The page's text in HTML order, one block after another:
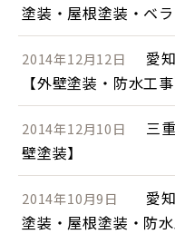
塗装・屋根塗装・ベラ
2014年12月12日
愛
【外壁塗装・防水工事
2014年12月10日
三
壁塗装】
2014年10月9日
愛
塗装・屋根塗装・防水